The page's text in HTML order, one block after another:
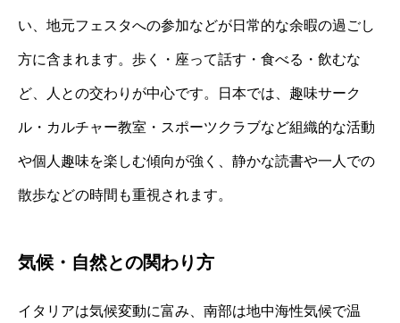
い、地元フェスタへの参加などが日常的な余暇の過ごし
方に含まれます。歩く・座って話す・食べる・飲むな
ど、人との交わりが中心です。日本では、趣味サーク
ル・カルチャー教室・スポーツクラブなど組織的な活動
や個人趣味を楽しむ傾向が強く、静かな読書や一人での
散歩などの時間も重視されます。
気候・自然との関わり方
イタリアは気候変動に富み、南部は地中海性気候で温